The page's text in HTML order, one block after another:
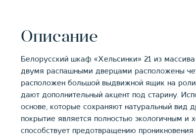
Описание
Белорусский шкаф «Хельсинки» 21 из
двумя распашными дверцами расположены
расположен большой выдвижной ящик на
дают дополнительный акцент под старину.
основе, которые сохраняют натуральный вид
покрытие является полностью экологичным и
способствует предотвращению